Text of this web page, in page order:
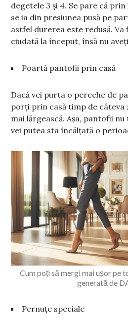
degetele 3 și 4. Se pare că
se ia din presiunea pusă pe
astfel durerea este redusă. Va
ciudată la început, însă nu
Poartă pantofii prin casă
Dacă vei purta o pereche de
porți prin casă timp de câteva
mai lărgească. Așa, pantofii
vei putea sta încălțată o
Cum poți să mergi mai ușor pe
generată de
Pernuțe speciale